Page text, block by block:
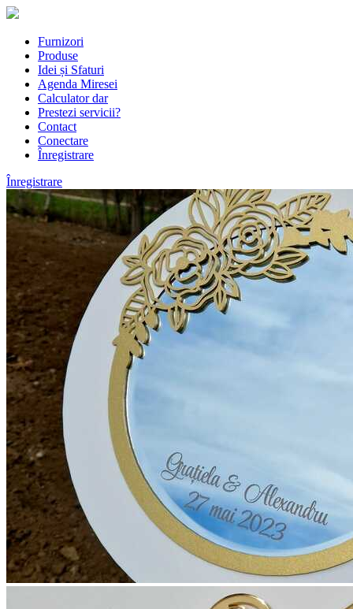
Furnizori
Produse
Idei și Sfaturi
Agenda Miresei
Calculator dar
Prestezi servicii?
Contact
Conectare
Înregistrare
Înregistrare